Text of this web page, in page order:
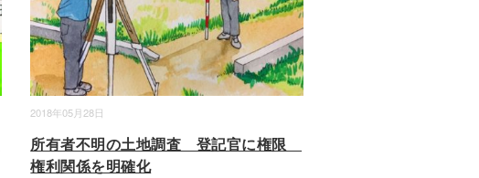
2018年05月28日
所有者不明の土地調査 登記官に権限
権利関係を明確化